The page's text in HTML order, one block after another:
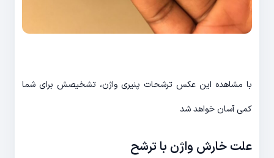
با مشاهده این عکس ترشحات پنیری واژن، تشخیصش برای شما
کمی آسان خواهد شد
علت خارش واژن با ترشح